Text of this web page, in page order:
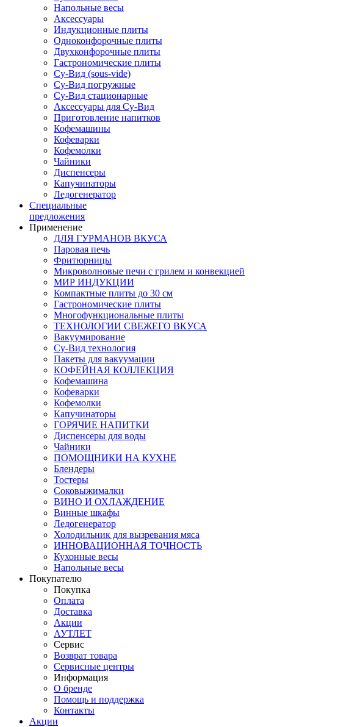
Напольные весы
Аксессуары
Индукционные плиты
Одноконфорочные плиты
Двухконфорочные плиты
Гастрономические плиты
Су-Вид (sous-vide)
Су-Вид погружные
Су-Вид стационарные
Аксессуары для Су-Вид
Приготовление напитков
Кофемашины
Кофеварки
Кофемолки
Чайники
Диспенсеры
Капучинаторы
Ледогенератор
Специальные
предложения
Применение
ДЛЯ ГУРМАНОВ ВКУСА
Паровая печь
Фритюрницы
Микроволновые печи с грилем и конвекцией
МИР ИНДУКЦИИ
Компактные плиты до 30 см
Гастрономические плиты
Многофункциональные плиты
ТЕХНОЛОГИИ СВЕЖЕГО ВКУСА
Вакуумирование
Су-Вид технология
Пакеты для вакуумации
КОФЕЙНАЯ КОЛЛЕКЦИЯ
Кофемашина
Кофеварки
Кофемолки
Капучинаторы
ГОРЯЧИЕ НАПИТКИ
Диспенсеры для воды
Чайники
ПОМОЩНИКИ НА КУХНЕ
Блендеры
Тостеры
Соковыжималки
ВИНО И ОХЛАЖДЕНИЕ
Винные шкафы
Ледогенератор
Холодильник для вызревания мяса
ИННОВАЦИОННАЯ ТОЧНОСТЬ
Кухонные весы
Напольные весы
Покупателю
Покупка
Оплата
Доставка
Акции
АУТЛЕТ
Сервис
Возврат товара
Сервисные центры
Информация
О бренде
Помощь и поддержка
Контакты
Акции